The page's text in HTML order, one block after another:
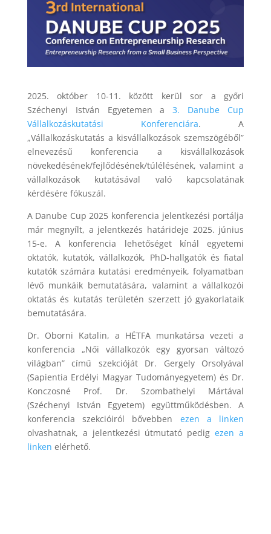
2025. október 10-11. között kerül sor a győri
Széchenyi István Egyetemen a3. Danube Cup
Vállalkozáskutatási Konferenciára. A
„Vállalkozáskutatás a kisvállalkozások szemszögéből”
elnevezésű konferencia a kisvállalkozások
növekedésének/fejlődésének/túlélésének, valamint a
vállalkozások kutatásával való kapcsolatának
kérdésére fókuszál.
A Danube Cup 2025 konferencia jelentkezési portálja
már megnyílt, a jelentkezés határideje 2025. június
15-e. A konferencia lehetőséget kínál egyetemi
oktatók, kutatók, vállalkozók, PhD-hallgatók és fiatal
kutatók számára kutatási eredményeik, folyamatban
lévő munkáik bemutatására, valamint a vállalkozói
oktatás és kutatás területén szerzett jó gyakorlataik
bemutatására.
Dr. Oborni Katalin, a HÉTFA munkatársa vezeti a
konferencia „Női vállalkozók egy gyorsan változó
világban” című szekcióját Dr. Gergely Orsolyával
(Sapientia Erdélyi Magyar Tudományegyetem) és Dr.
Konczosné Prof. Dr. Szombathelyi Mártával
(Széchenyi István Egyetem) együttműködésben. A
konferencia szekcióiról bővebben ezen a linken
olvashatnak, a jelentkezési útmutató pedigezen a
linken elérhető.